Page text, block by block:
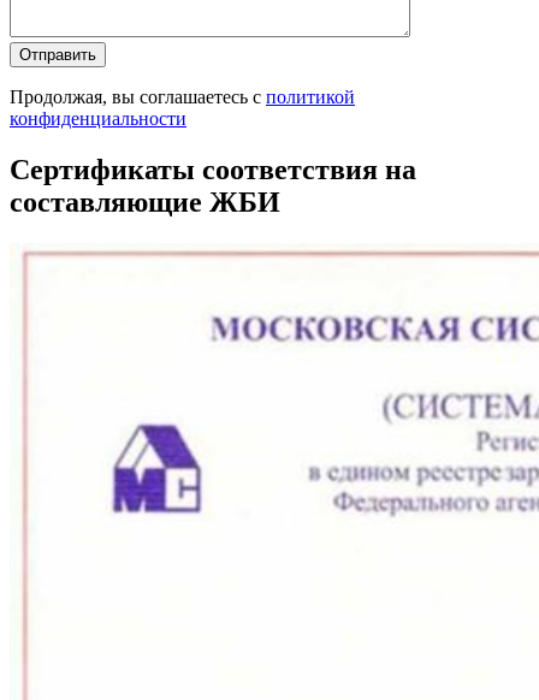
Продолжая, вы соглашаетесь с политикой
конфиденциальности
Сертификаты соответствия на
составляющие ЖБИ